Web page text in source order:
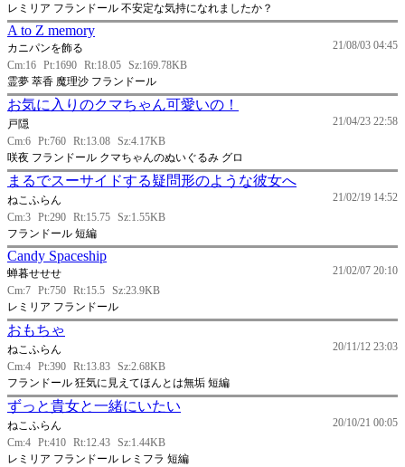
レミリア フランドール 不安定な気持になれましたか？
A to Z memory
21/08/03 04:45
カニパンを飾る
Cm:16 Pt:1690 Rt:18.05 Sz:169.78KB
霊夢 萃香 魔理沙 フランドール
お気に入りのクマちゃん可愛いの！
21/04/23 22:58
戸隠
Cm:6 Pt:760 Rt:13.08 Sz:4.17KB
咲夜 フランドール クマちゃんのぬいぐるみ グロ
まるでスーサイドする疑問形のような彼女へ
21/02/19 14:52
ねこふらん
Cm:3 Pt:290 Rt:15.75 Sz:1.55KB
フランドール 短編
Candy Spaceship
21/02/07 20:10
蝉暮せせせ
Cm:7 Pt:750 Rt:15.5 Sz:23.9KB
レミリア フランドール
おもちゃ
20/11/12 23:03
ねこふらん
Cm:4 Pt:390 Rt:13.83 Sz:2.68KB
フランドール 狂気に見えてほんとは無垢 短編
ずっと貴女と一緒にいたい
20/10/21 00:05
ねこふらん
Cm:4 Pt:410 Rt:12.43 Sz:1.44KB
レミリア フランドール レミフラ 短編